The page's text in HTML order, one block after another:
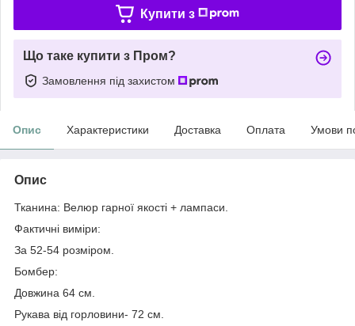
Купити з
Що таке купити з Пром?
Замовлення під захистом
Опис Характеристики Доставка Оплата Умови
Опис
Тканина: Велюр гарної якості + лампаси.
Фактичні виміри:
За 52-54 розміром.
Бомбер:
Довжина 64 см.
Рукава від горловини- 72 см.